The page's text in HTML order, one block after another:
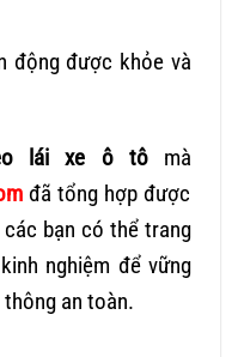
động được khỏe và
lái xe ô tômà
đã tổng hợp được
bạn có thể trang
nghiệm để vững
an toàn.